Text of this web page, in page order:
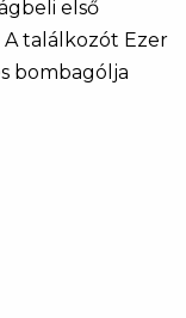
első
találkozót Ezer
bombagólja